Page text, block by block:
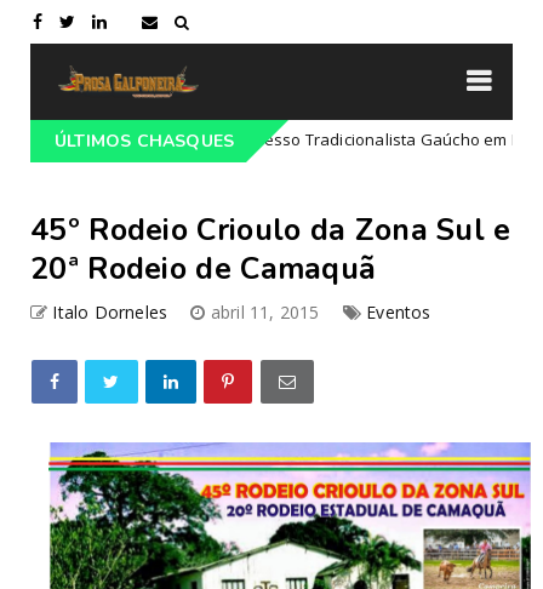
ÚLTIMOS CHASQUES
Programação do 68º Congresso Tradicionalista Gaúcho em Lajeado-RS
45º Rodeio Crioulo da Zona Sul e
20ª Rodeio de Camaquã
Italo Dorneles abril 11, 2015 Eventos